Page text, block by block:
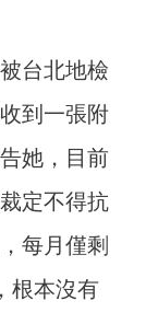
台北地檢
到一張附
她，目前
定不得抗
每月僅剩
根本沒有